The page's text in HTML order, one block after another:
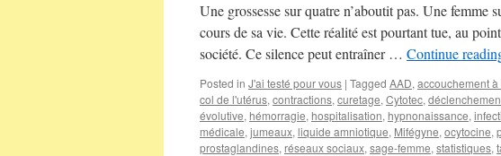
Une grossesse sur quatre n’aboutit pas. Une femme
cours de sa vie. Cette réalité est pourtant tue, au
société. Ce silence peut entraîner … Continue
Posted in J'ai testé pour vous | Tagged AAD, accouchement
col de l'utérus, contractions, curetage, Cytotec,
évolutive, hémorragie, hospitalisation, hypnonaissance,
médicale, jumeaux, liquide amniotique, Mifégyne, ocytocine,
prostaglandines, réseaux sociaux, sage-femme, statistiques,